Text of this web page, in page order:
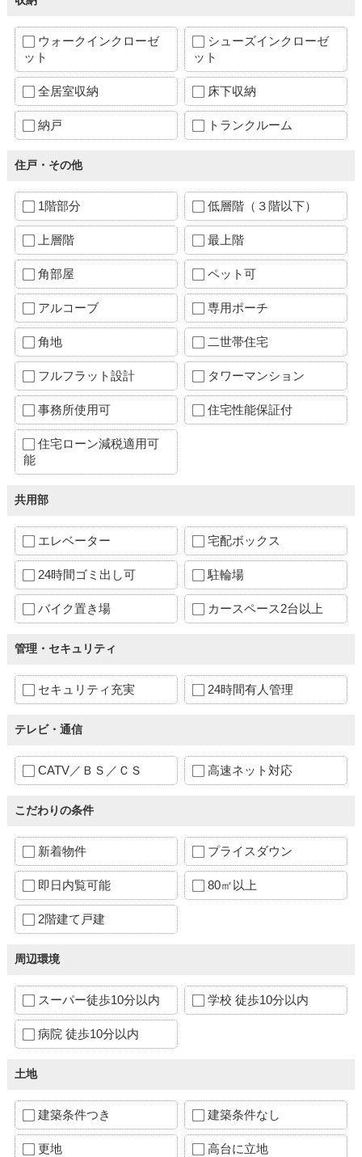
ウォークインクローゼ
ット
シューズインクローゼ
ット
全居室収納 床下収納
納戸 トランクルーム
住戸・その他
1階部分 低層階（３階以下）
上層階 最上階
角部屋 ペット可
アルコーブ 専用ポーチ
角地 二世帯住宅
フルフラット設計 タワーマンション
事務所使用可 住宅性能保証付
住宅ローン減税適用可
能
共用部
エレベーター 宅配ボックス
24時間ゴミ出し可 駐輪場
バイク置き場 カースペース2台以上
管理・セキュリティ
セキュリティ充実 24時間有人管理
テレビ・通信
CATV／ＢＳ／ＣＳ 高速ネット対応
こだわりの条件
新着物件 プライスダウン
即日内覧可能 80㎡以上
2階建て戸建
周辺環境
スーパー徒歩10分以内 学校 徒歩10分以内
病院 徒歩10分以内
土地
建築条件つき 建築条件なし
更地 高台に立地